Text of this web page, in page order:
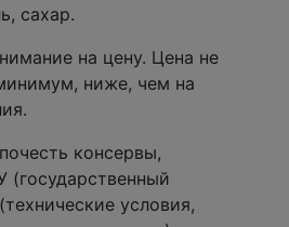
сахар.
на цену. Цена не
ниже, чем на
консервы,
(государственный
условия,